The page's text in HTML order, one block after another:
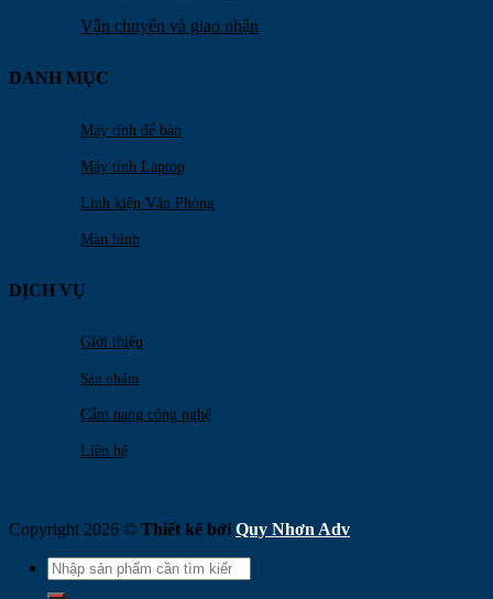
Vận chuyển và giao nhận
DANH MỤC
Máy tính để bàn
Máy tính Laptop
Linh kiện Văn Phòng
Màn hình
DỊCH VỤ
Giới thiệu
Sản phẩm
Cẩm nang công nghệ
Liên hệ
Copyright 2026 © Thiết kế bởi Quy Nhơn Adv
Search
for: